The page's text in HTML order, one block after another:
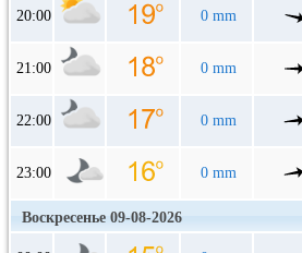
20:00 0 mm
21:00 0 mm
22:00 0 mm
23:00 0 mm
Воскресенье 09-08-2026